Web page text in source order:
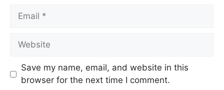
Email
Website
Save my name, email, and website in this
browser for the next time I comment.